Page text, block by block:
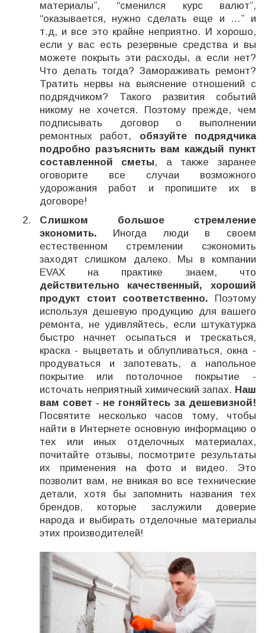
материалы”, “сменился курс валют”,
“оказывается, нужно сделать еще и …” и
т.д, и все это крайне неприятно. И хорошо,
если у вас есть резервные средства и вы
можете покрыть эти расходы, а если нет?
Что делать тогда? Замораживать ремонт?
Тратить нервы на выяснение отношений с
подрядчиком? Такого развития событий
никому не хочется. Поэтому прежде, чем
подписывать договор о выполнении
ремонтных работ, обязуйте подрядчика
подробно разъяснить вам каждый пункт
составленной сметы, а также заранее
оговорите все случаи возможного
удорожания работ и пропишите их в
договоре!
Слишком большое стремление
экономить. Иногда люди в своем
естественном стремлении сэкономить
заходят слишком далеко. Мы в компании
EVAX на практике знаем, что
действительно качественный, хороший
продукт стоит соответственно. Поэтому
используя дешевую продукцию для вашего
ремонта, не удивляйтесь, если штукатурка
быстро начнет осыпаться и трескаться,
краска - выцветать и облупливаться, окна -
продуваться и запотевать, а напольное
покрытие или потолочное покрытие -
источать неприятный химический запах. Наш
вам совет - не гоняйтесь за дешевизной!
Посвятите несколько часов тому, чтобы
найти в Интернете основную информацию о
тех или иных отделочных материалах,
почитайте отзывы, посмотрите результаты
их применения на фото и видео. Это
позволит вам, не вникая во все технические
детали, хотя бы запомнить названия тех
брендов, которые заслужили доверие
народа и выбирать отделочные материалы
этих производителей!